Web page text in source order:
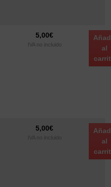
5,00€
IVA no incluido
al
5,00€
IVA no incluido
al